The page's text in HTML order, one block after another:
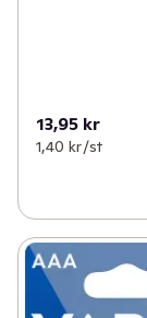
13,95 kr
1,40 kr /st